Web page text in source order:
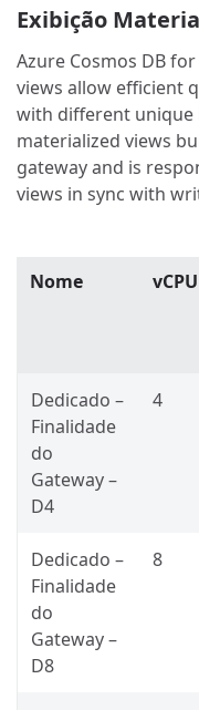
Exibição
Azure Cosmos DB
views allow efficient
with different unique
materialized views
gateway and is
views in sync with
Nome vCPU
Dedicado –
Finalidade
do
Gateway –
D4
4
Dedicado –
Finalidade
do
Gateway –
D8
8